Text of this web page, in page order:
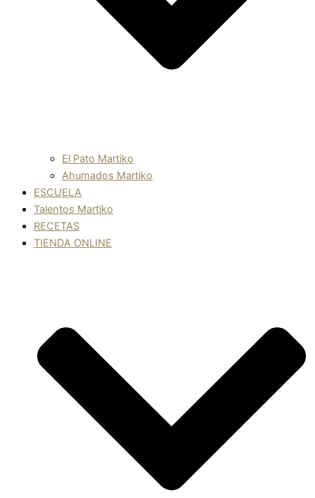
El Pato Martiko
Ahumados Martiko
ESCUELA
Talentos Martiko
RECETAS
TIENDA ONLINE